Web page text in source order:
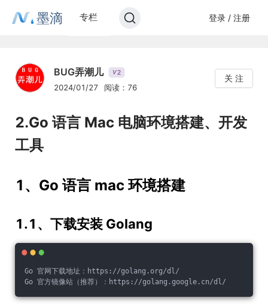
墨滴 专栏 登录 / 注册
BUG弄潮儿 V2
2024/01/27 阅读：76
关 注
2.Go 语言 Mac 电脑环境搭建、开发
工具
1、Go 语言 mac 环境搭建
1.1、下载安装 Golang
Go 官网下载地址：https://golang.org/dl/
Go 官方镜像站（推荐）：https://golang.google.cn/dl/